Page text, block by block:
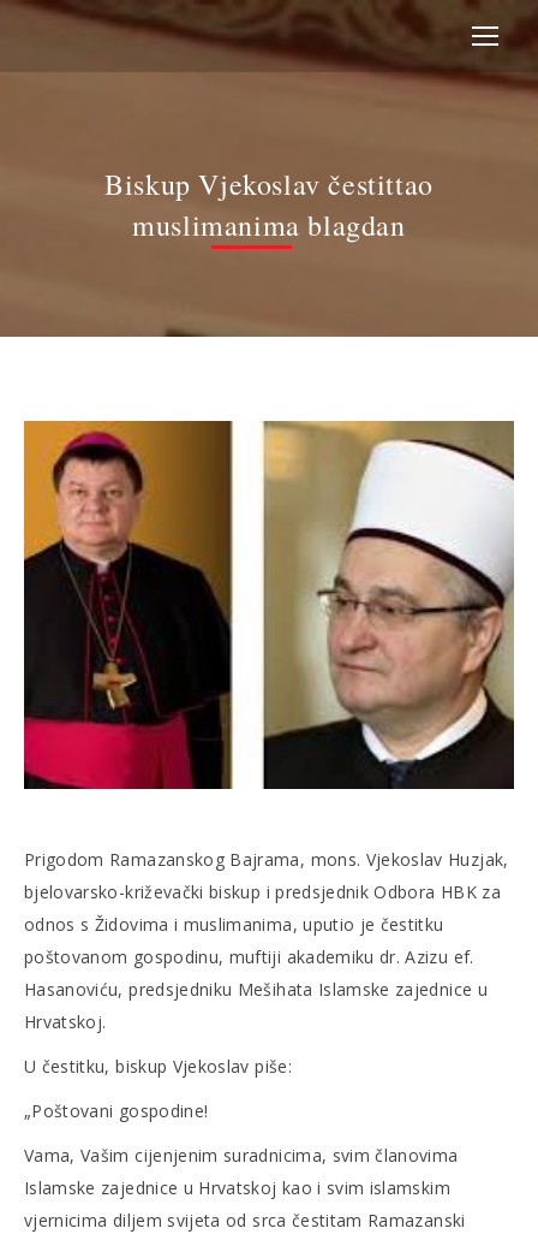
Biskup Vjekoslav čestittao
muslimanima blagdan
Prigodom Ramazanskog Bajrama, mons. Vjekoslav Huzjak,
bjelovarsko-križevački biskup i predsjednik Odbora HBK za
odnos s Židovima i muslimanima, uputio je čestitku
poštovanom gospodinu, muftiji akademiku dr. Azizu ef.
Hasanoviću, predsjedniku Mešihata Islamske zajednice u
Hrvatskoj.
U čestitku, biskup Vjekoslav piše:
„Poštovani gospodine!
Vama, Vašim cijenjenim suradnicima, svim članovima
Islamske zajednice u Hrvatskoj kao i svim islamskim
vjernicima diljem svijeta od srca čestitam Ramazanski